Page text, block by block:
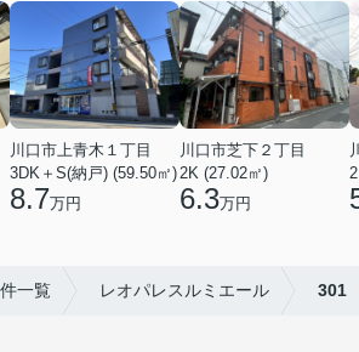
川口市上青木１丁目
3DK＋S(納戸) (59.50㎡)
8.7万円
川口市芝下２丁目
2K (27.02㎡)
6.3万円
一覧 レオパレスルミエール 301